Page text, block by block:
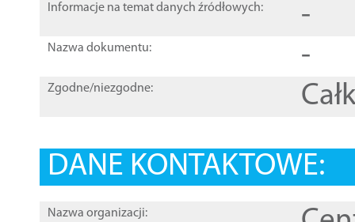
Informacje na temat danych źródłowych: -
Nazwa dokumentu: -
Zgodne/niezgodne:
DANE KONTAKTOWE:
Nazwa organizacji: